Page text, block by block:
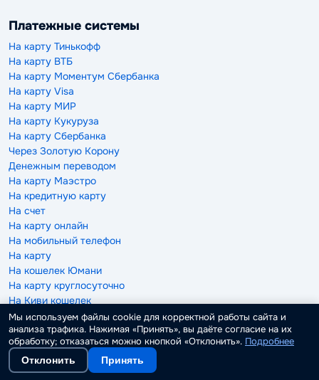
Платежные системы
На карту Тинькофф
На карту ВТБ
На карту Моментум Сбербанка
На карту Visa
На карту МИР
На карту Кукуруза
На карту Сбербанка
Через Золотую Корону
Денежным переводом
На карту Маэстро
На кредитную карту
На счет
На карту онлайн
На мобильный телефон
На карту
На кошелек Юмани
На карту круглосуточно
На Киви кошелек
На карту через Госуслуги
Под залог
Под залог
Мы используем файлы cookie для корректной работы сайта и
анализа трафика. Нажимая «Принять», вы даёте согласие на их
обработку; отказаться можно кнопкой «Отклонить». Подробнее
Отклонить Принять